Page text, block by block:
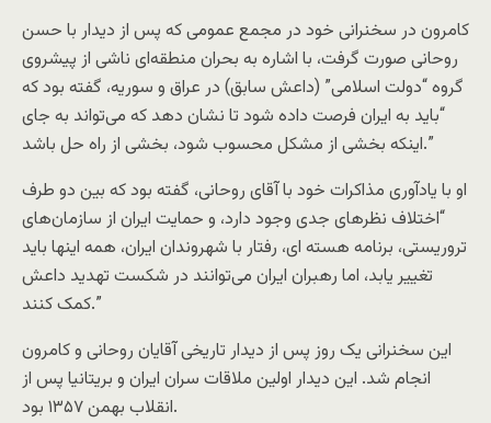
کامرون در سخنرانی خود در مجمع عمومی که پس از دیدار با حسن
روحانی صورت گرفت، با اشاره به بحران منطقه‌ای ناشی از پیشروی
گروه “دولت اسلامی” (داعش سابق) در عراق و سوریه، گفته بود که
“باید به ایران فرصت داده شود تا نشان دهد که می‌تواند به جای
اینکه بخشی از مشکل محسوب شود، بخشی از راه حل باشد.”
او با یادآوری مذاکرات خود با آقای روحانی، گفته بود که بین دو طرف
“اختلاف نظرهای جدی وجود دارد، و حمایت ایران از سازمان‌های
تروریستی، برنامه هسته‌ ای، رفتار با شهروندان ایران، همه اینها باید
تغییر یابد، اما رهبران ایران می‌توانند در شکست تهدید داعش
کمک کنند.”
این سخنرانی یک روز پس از دیدار تاریخی آقایان روحانی و کامرون
انجام شد. این دیدار اولین ملاقات سران ایران و بریتانیا پس از
انقلاب بهمن ۱۳۵۷ بود.